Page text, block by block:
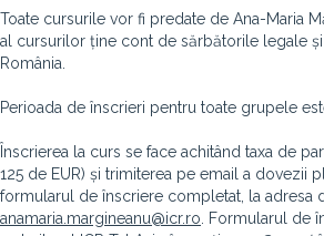
Toate cursurile vor fi predate de Ana-Maria
al cursurilor ține cont de sărbătorile legale
România.
Perioada de înscrieri pentru toate grupele
Înscrierea la curs se face achitând taxa de
125 de EUR) și trimiterea pe email a dovezii
formularul de înscriere completat, la adresa
anamaria.margineanu@icr.ro . Formularul de